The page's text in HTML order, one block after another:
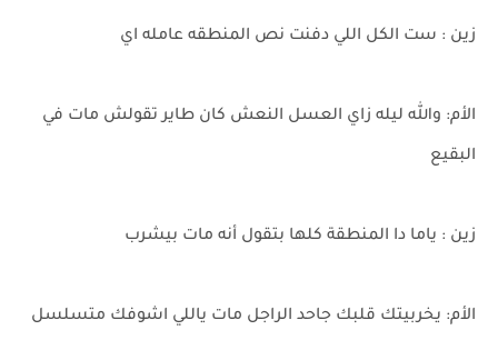
زين : ست الكل اللي دفنت نص المنطقه عامله اي
الأم: والله ليله زاي العسل النعش كان طاير تقولش مات في
البقيع
زين : ياما دا المنطقة كلها بتقول أنه مات بيشرب
الأم: يخربيتك قلبك جاحد الراجل مات ياللي اشوفك متسلسل